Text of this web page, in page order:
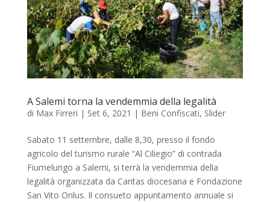
A Salemi torna la vendemmia della legalità
di Max Firreri | Set 6, 2021 | Beni Confiscati, Slider
Sabato 11 settembre, dalle 8,30, presso il fondo
agricolo del turismo rurale “Al Ciliegio” di contrada
Fiumelungo a Salemi, si terrà la vendemmia della
legalità organizzata da Caritas diocesana e Fondazione
San Vito Onlus. Il consueto appuntamento annuale si